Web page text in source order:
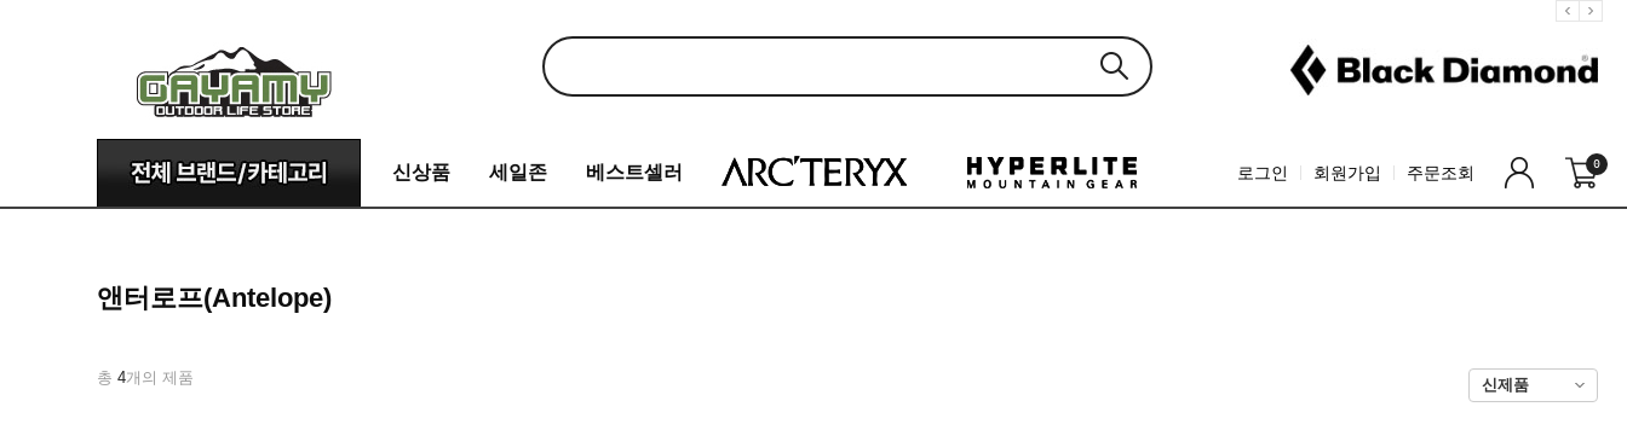
신상품 세일존 베스트셀러 로그인 회원가입 주문조회 0
앤터로프(Antelope)
총 4개의 제품